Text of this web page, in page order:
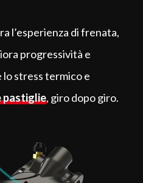
l’esperienza di frenata,
progressività e
stress termico e
pastiglie, giro dopo giro.